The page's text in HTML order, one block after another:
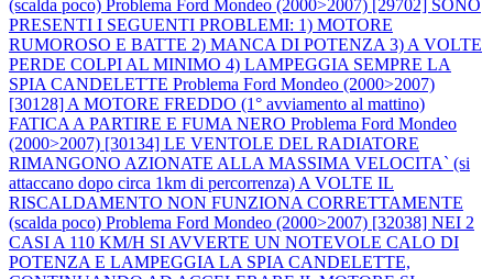
(scalda poco) Problema Ford Mondeo (2000>2007) [29702] SONO
PRESENTI I SEGUENTI PROBLEMI: 1) MOTORE
RUMOROSO E BATTE 2) MANCA DI POTENZA 3) A VOLTE
PERDE COLPI AL MINIMO 4) LAMPEGGIA SEMPRE LA
SPIA CANDELETTE Problema Ford Mondeo (2000>2007)
[30128] A MOTORE FREDDO (1° avviamento al mattino)
FATICA A PARTIRE E FUMA NERO Problema Ford Mondeo
(2000>2007) [30134] LE VENTOLE DEL RADIATORE
RIMANGONO AZIONATE ALLA MASSIMA VELOCITA` (si
attaccano dopo circa 1km di percorrenza) A VOLTE IL
RISCALDAMENTO NON FUNZIONA CORRETTAMENTE
(scalda poco) Problema Ford Mondeo (2000>2007) [32038] NEI 2
CASI A 110 KM/H SI AVVERTE UN NOTEVOLE CALO DI
POTENZA E LAMPEGGIA LA SPIA CANDELETTE,